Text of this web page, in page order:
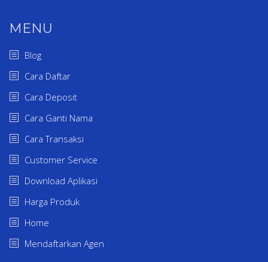
MENU
Blog
Cara Daftar
Cara Deposit
Cara Ganti Nama
Cara Transaksi
Customer Service
Download Aplikasi
Harga Produk
Home
Mendaftarkan Agen